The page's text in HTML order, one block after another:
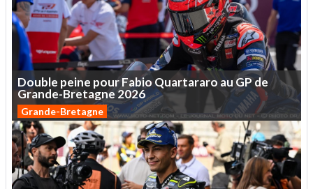
Double peine pourFabioQuartararo au GPde
Grande-Bretagne 2026
Grande-Bretagne